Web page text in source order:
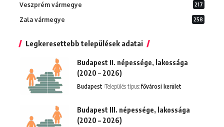
Veszprém vármegye 217
Zala vármegye 258
Legkeresettebb települések adatai
Budapest II. népessége, lakossága
(2020 – 2026)
Budapest Település típus:fővárosi kerület
Budapest III. népessége, lakossága
(2020 – 2026)